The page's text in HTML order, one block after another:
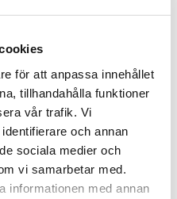
för att anpassa innehållet
tillhandahålla funktioner
vår trafik. Vi
och annan
sociala medier och
vi samarbetar med.
informationen med annan
och organisationer
för hållbart